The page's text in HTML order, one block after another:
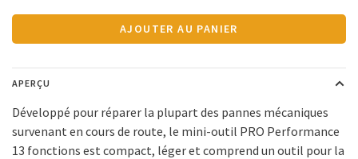
AJOUTER AU PANIER
APERÇU
Développé pour réparer la plupart des pannes mécaniques
survenant en cours de route, le mini-outil PRO Performance
13 fonctions est compact, léger et comprend un outil pour la